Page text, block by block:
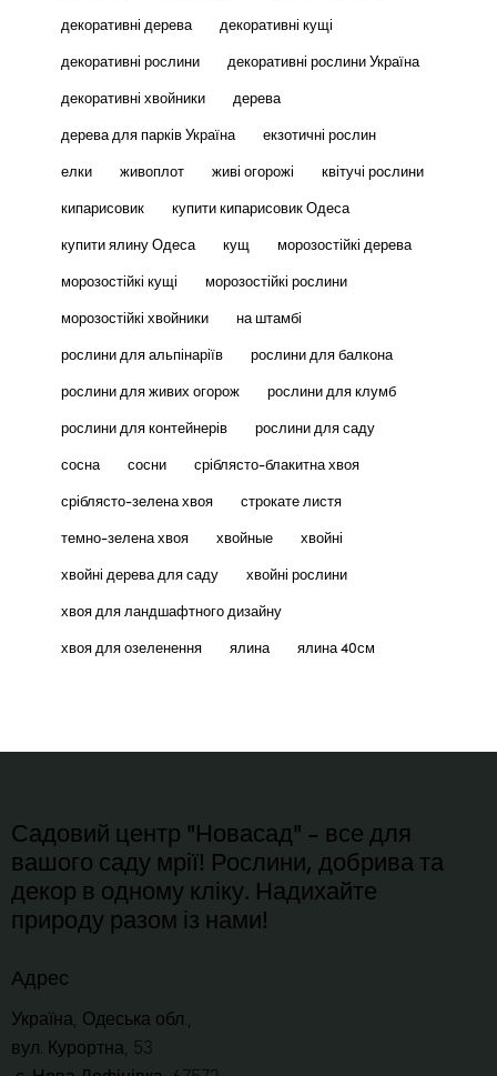
декоративні дерева
декоративні кущі
декоративні рослини
декоративні рослини Україна
декоративні хвойники
дерева
дерева для парків Україна
екзотичні рослин
елки
живоплот живі огорожі
квітучі рослини
кипарисовик
купити кипарисовик Одеса
купити ялину Одеса
кущ
морозостійкі дерева
морозостійкі кущі
морозостійкі рослини
морозостійкі хвойники
на штамбі
рослини для альпінаріїв
рослини для балкона
рослини для живих огорож
рослини для клумб
рослини для контейнерів
рослини для саду
сосна
сосни
сріблясто-блакитна хвоя
сріблясто-зелена хвоя
строкате листя
темно-зелена хвоя
хвойные
хвойні
хвойні дерева для саду
хвойні рослини
хвоя для ландшафтного дизайну
хвоя для озеленення
ялина ялина 40см
Садовий центр "Новасад" - все для
вашого саду мрії! Рослини, добрива та
декор в одному кліку. Надихайте
природу разом із нами!
Адрес
Україна, Одеська обл.,
вул. Курортна, 53